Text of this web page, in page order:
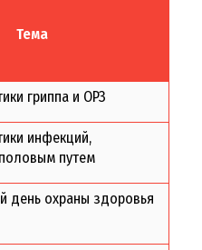
Тема
гриппа и ОРЗ
инфекций,
путем
день охраны здоровья